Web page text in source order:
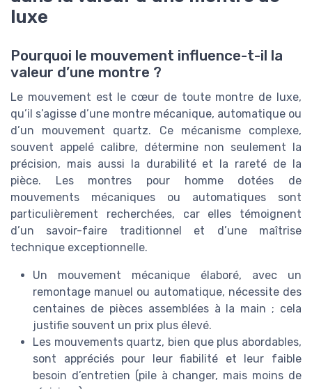
luxe
Pourquoi le mouvement influence-t-il la
valeur d’une montre ?
Le mouvement est le cœur de toute montre de luxe,
qu’il s’agisse d’une montre mécanique, automatique ou
d’un mouvement quartz. Ce mécanisme complexe,
souvent appelé calibre, détermine non seulement la
précision, mais aussi la durabilité et la rareté de la
pièce. Les montres pour homme dotées de
mouvements mécaniques ou automatiques sont
particulièrement recherchées, car elles témoignent
d’un savoir-faire traditionnel et d’une maîtrise
technique exceptionnelle.
Un mouvement mécanique élaboré, avec un
remontage manuel ou automatique, nécessite des
centaines de pièces assemblées à la main ; cela
justifie souvent un prix plus élevé.
Les mouvements quartz, bien que plus abordables,
sont appréciés pour leur fiabilité et leur faible
besoin d’entretien (pile à changer, mais moins de